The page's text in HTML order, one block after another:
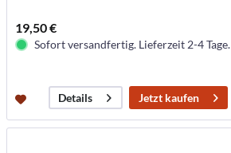
19,50 €
Sofort versandfertig. Lieferzeit 2-4 Tage.
Details Jetzt kaufen